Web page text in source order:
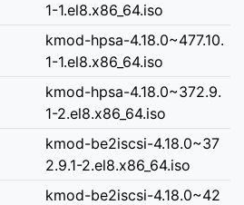
1-1.el8.x86_64.iso
kmod-hpsa-4.18.0~477.10.
1-1.el8.x86_64.iso
kmod-hpsa-4.18.0~372.9.
1-2.el8.x86_64.iso
kmod-be2iscsi-4.18.0~37
2.9.1-2.el8.x86_64.iso
kmod-be2iscsi-4.18.0~42